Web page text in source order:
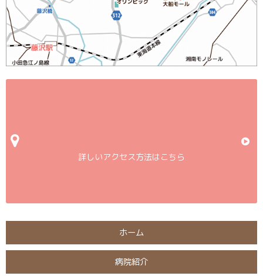
詳しいアクセス方法はこちら
ホーム
病院紹介